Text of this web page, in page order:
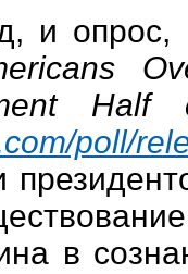
и опрос,
poll/
в